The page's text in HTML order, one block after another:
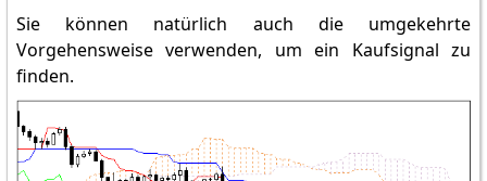
Sie können natürlich auch die umgekehrte
Vorgehensweise verwenden, um ein Kaufsignal zu
finden.